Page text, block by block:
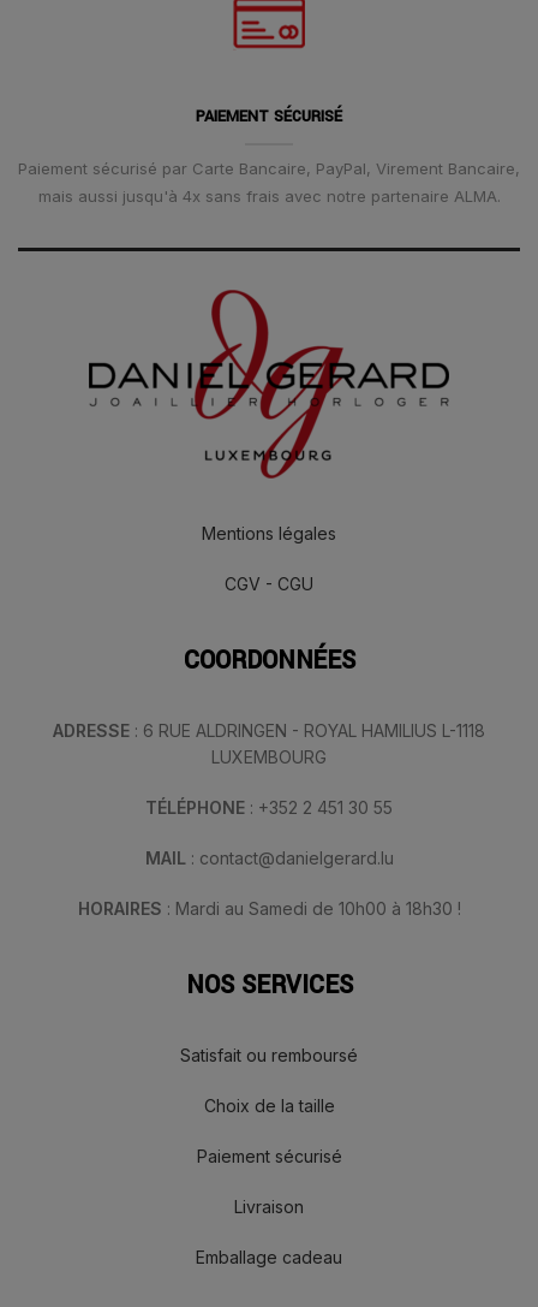
PAIEMENT SÉCURISÉ
Paiement sécurisé par Carte Bancaire, PayPal, Virement Bancaire,
mais aussi jusqu'à 4x sans frais avec notre partenaire ALMA.
Mentions légales
CGV - CGU
COORDONNÉES
ADRESSE : 6 RUE ALDRINGEN - ROYAL HAMILIUS L-1118
LUXEMBOURG
TÉLÉPHONE : +352 2 451 30 55
MAIL : contact@danielgerard.lu
HORAIRES : Mardi au Samedi de 10h00 à 18h30 !
NOS SERVICES
Satisfait ou remboursé
Choix de la taille
Paiement sécurisé
Livraison
Emballage cadeau